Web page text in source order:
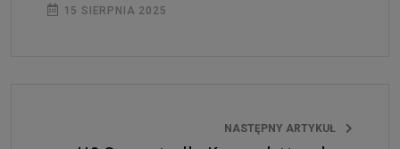
15 SIERPNIA 2025
NASTĘPNY ARTYKUŁ